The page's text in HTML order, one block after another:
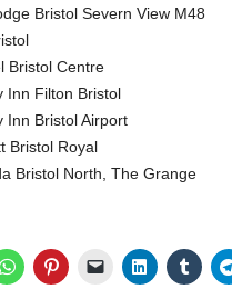
Bristol Severn View M48
Bristol Centre
Inn Filton Bristol
Inn Bristol Airport
Bristol Royal
Bristol North, The Grange